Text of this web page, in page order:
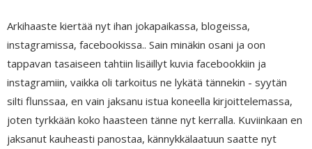
Arkihaaste kiertää nyt ihan jokapaikassa, blogeissa,
instagramissa, facebookissa.. Sain minäkin osani ja oon
tappavan tasaiseen tahtiin lisäillyt kuvia facebookkiin ja
instagramiin, vaikka oli tarkoitus ne lykätä tännekin - syytän
silti flunssaa, en vain jaksanu istua koneella kirjoittelemassa,
joten tyrkkään koko haasteen tänne nyt kerralla. Kuviinkaan en
jaksanut kauheasti panostaa, kännykkälaatuun saatte nyt